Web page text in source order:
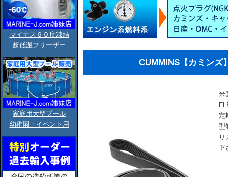
マイナス６０度凍結
超低温フリーザー
家庭用大型プール
幼稚園・イベント用
CUMMINS【カミンズ
米
定
型
り
下